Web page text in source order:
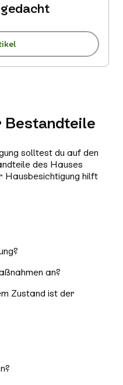
Bestandteile
solltest du auf den
des Hauses
Hausbesichtigung hilft
an?
Zustand ist der